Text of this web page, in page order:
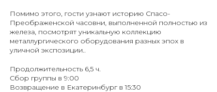
Помимо этого, гости узнают историю Спасо-
Преображенской часовни, выполненной полностью из
железа, посмотрят уникальную коллекцию
металлургического оборудования разных эпох в
уличной экспозиции..
Продолжительность 6,5 ч.
Сбор группы в 9:00
Возвращение в Екатеринбург в 15:30